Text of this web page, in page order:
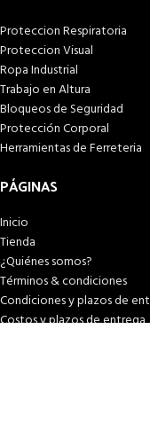
Proteccion Respiratoria
Proteccion Visual
Ropa Industrial
Trabajo en Altura
Bloqueos de Seguridad
Protección Corporal
Herramientas de Ferreteria
PÁGINAS
Inicio
Tienda
¿Quiénes somos?
Términos & condiciones
Condiciones y plazos de
Costos y plazos de entrega